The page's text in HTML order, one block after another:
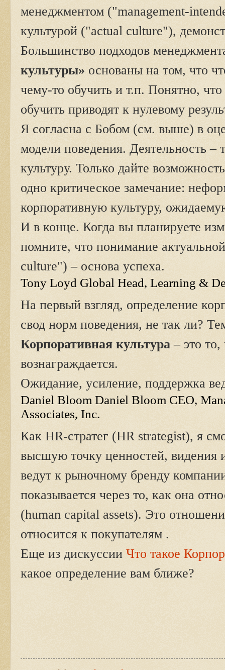
менеджментом ("management-
культурой ("actual culture"),
Большинство подходов
культуры» основаны на том, что
чему-то обучить и т.п. Понятно,
обучить приводят к нулевому
Я согласна с Бобом (см. выше) в
модели поведения. Деятельность –
культуру. Только дайте
одно критическое замечание:
корпоративную культуру,
И в конце. Когда вы планируете
помните, что понимание
culture") – основа успеха.
Tony Loyd Global Head, Learning &
На первый взгляд, определение
свод норм поведения, не так ли?
Корпоративная культура– это
вознаграждается.
Ожидание, усиление, поддержка
Daniel Bloom Daniel Bloom CEO,
Associates, Inc.
Как HR-стратег (HR strategist), я
высшую точку ценностей, видения
ведут к рыночному бренду
показывается через то, как она
(human capital assets). Это
относится к покупателям .
Еще из дискуссии Что такое
какое определение вам ближе?